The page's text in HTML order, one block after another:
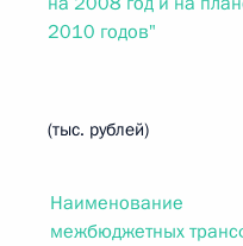
2010 годов"
(тыс. рублей)
Наименование
межбюджетных